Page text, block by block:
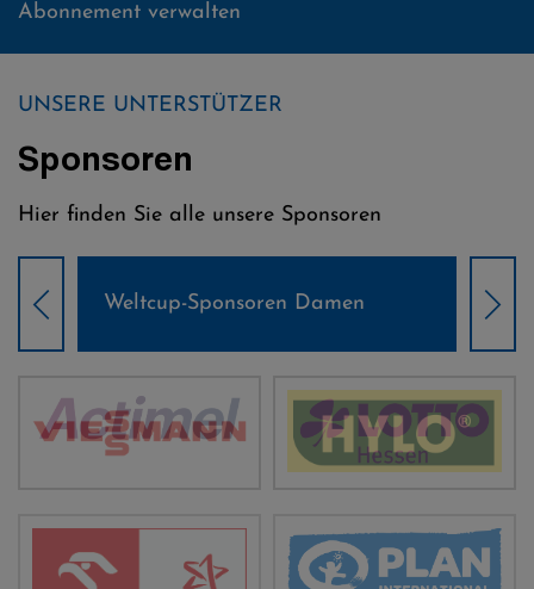
Abonnement verwalten
UNSERE UNTERSTÜTZER
Sponsoren
Hier finden Sie alle unsere Sponsoren
Weltcup-Sponsoren Damen